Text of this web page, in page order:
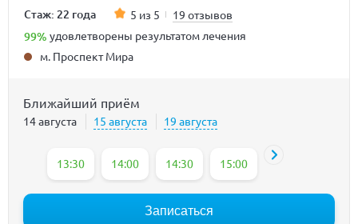
Стаж: 22 года 5 из 5 19 отзывов
99% удовлетворены результатом лечения
м. Проспект Мира
Ближайший приём
14 августа 15 августа 19 августа
13:30 14:00 14:30 15:00 15:30
Записаться